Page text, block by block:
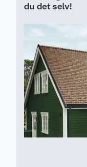
du det selv!